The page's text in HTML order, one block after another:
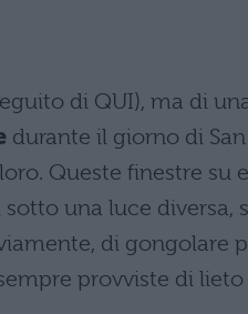
di QUI), ma di
durante il giorno di San
Queste finestre su e
una luce diversa,
di gongolare
provviste di lieto